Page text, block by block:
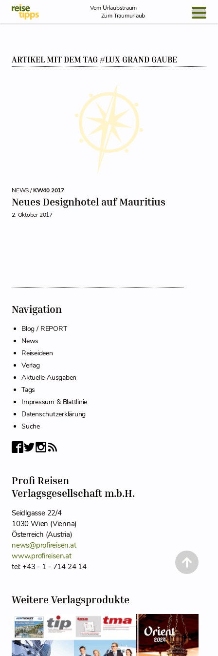
Skip to Content
Vom Urlaubstraum
Zum Traumurlaub
NEWS
ARTIKEL MIT DEM TAG #LUX GRAND GAUBE
NEWS /KW40 2017
Neues Designhotel auf Mauritius
2. Oktober 2017
Navigation
Blog / REPORT
News
Reiseideen
Verlag
Aktuelle Ausgaben
Tags
Impressum & Blattlinie
Datenschutzerklärung
Suche
Profi Reisen
Verlagsgesellschaft m.b.H.
Seidlgasse 22/4
1030 Wien (Vienna)
Österreich (Austria)
news@profireisen.at
www.profireisen.at
tel: +43 - 1 - 714 24 14
Weitere Verlagsprodukte